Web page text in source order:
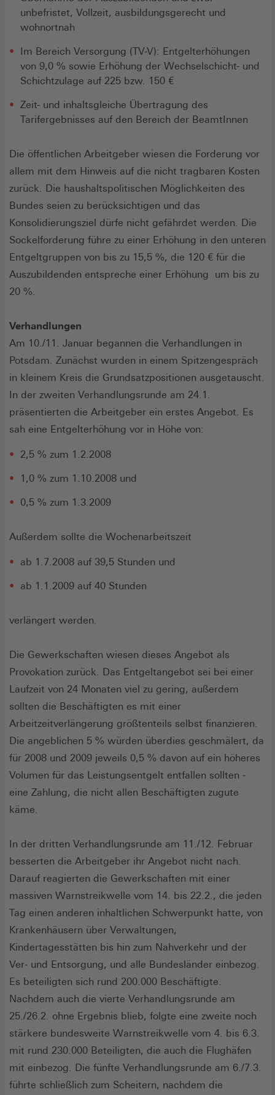
unbefristet, Vollzeit, ausbildungsgerecht und
wohnortnah
Im Bereich Versorgung (TV-V): Entgelterhöhungen
von 9,0 % sowie Erhöhung der Wechselschicht- und
Schichtzulage auf 225 bzw. 150 €
Zeit- und inhaltsgleiche Übertragung des
Tarifergebnisses auf den Bereich der BeamtInnen
Die öffentlichen Arbeitgeber wiesen die Forderung vor
allem mit dem Hinweis auf die nicht tragbaren Kosten
zurück. Die haushaltspolitischen Möglichkeiten des
Bundes seien zu berücksichtigen und das
Konsolidierungsziel dürfe nicht gefährdet werden. Die
Sockelforderung führe zu einer Erhöhung in den unteren
Entgeltgruppen von bis zu 15,5 %, die 120 € für die
Auszubildenden entspreche einer Erhöhung um bis zu
20 %.
Verhandlungen
Am 10./11. Januar begannen die Verhandlungen in
Potsdam. Zunächst wurden in einem Spitzengespräch
in kleinem Kreis die Grundsatzpositionen ausgetauscht.
In der zweiten Verhandlungsrunde am 24.1.
präsentierten die Arbeitgeber ein erstes Angebot. Es
sah eine Entgelterhöhung vor in Höhe von:
2,5 % zum 1.2.2008
1,0 % zum 1.10.2008 und
0,5 % zum 1.3.2009
Außerdem sollte die Wochenarbeitszeit
ab 1.7.2008 auf 39,5 Stunden und
ab 1.1.2009 auf 40 Stunden
verlängert werden.
Die Gewerkschaften wiesen dieses Angebot als
Provokation zurück. Das Entgeltangebot sei bei einer
Laufzeit von 24 Monaten viel zu gering, außerdem
sollten die Beschäftigten es mit einer
Arbeitzeitverlängerung größtenteils selbst finanzieren.
Die angeblichen 5 % würden überdies geschmälert, da
für 2008 und 2009 jeweils 0,5 % davon auf ein höheres
Volumen für das Leistungsentgelt entfallen sollten -
eine Zahlung, die nicht allen Beschäftigten zugute
käme.
In der dritten Verhandlungsrunde am 11./12. Februar
besserten die Arbeitgeber ihr Angebot nicht nach.
Darauf reagierten die Gewerkschaften mit einer
massiven Warnstreikwelle vom 14. bis 22.2., die jeden
Tag einen anderen inhaltlichen Schwerpunkt hatte, von
Krankenhäusern über Verwaltungen,
Kindertagesstätten bis hin zum Nahverkehr und der
Ver- und Entsorgung, und alle Bundesländer einbezog.
Es beteiligten sich rund 200.000 Beschäftigte.
Nachdem auch die vierte Verhandlungsrunde am
25./26.2. ohne Ergebnis blieb, folgte eine zweite noch
stärkere bundesweite Warnstreikwelle vom 4. bis 6.3.
mit rund 230.000 Beteiligten, die auch die Flughäfen
mit einbezog. Die fünfte Verhandlungsrunde am 6./7.3.
führte schließlich zum Scheitern, nachdem die